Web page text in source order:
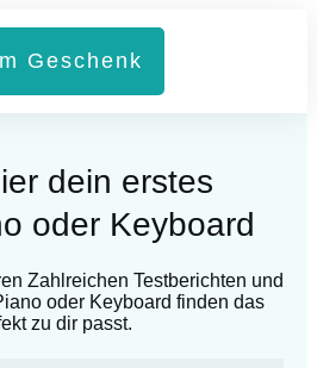
Geschenk
dein erstes
oder Keyboard
Zahlreichen Testberichten und
oder Keyboard finden das
zu dir passt.